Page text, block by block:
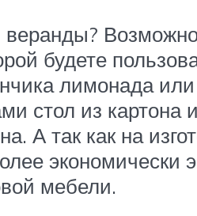
будете
лимонада
стол из
А так как на
мебели.